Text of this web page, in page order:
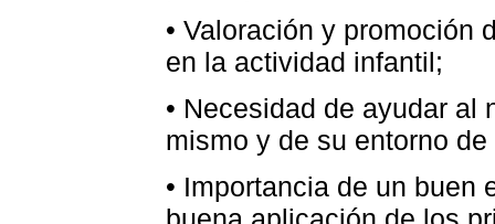
• Valoración y promoción
en la actividad infantil;
• Necesidad de ayudar
mismo y de su entorno
• Importancia de un buen